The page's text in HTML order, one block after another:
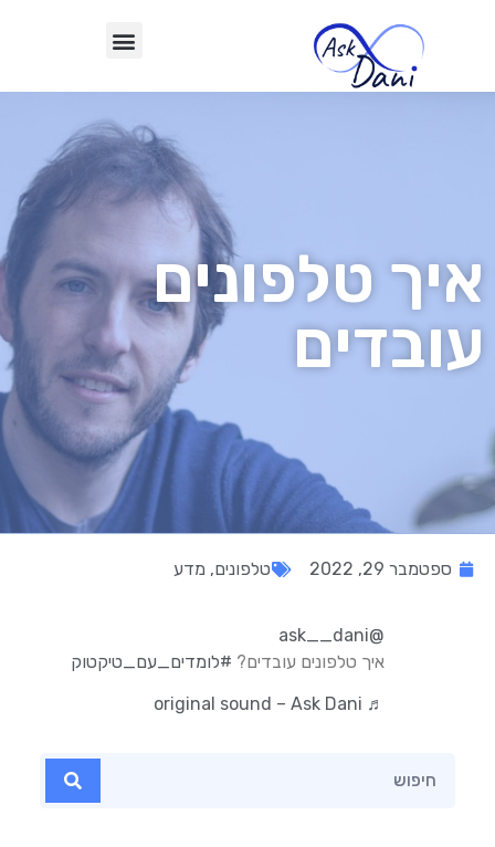
איך טלפונים
עובדים
ספטמבר 29, 2022 טלפונים, מדע
@ask__dani
איך טלפונים עובדים? #לומדים_עם_טיקטוק
♬ original sound – Ask Dani